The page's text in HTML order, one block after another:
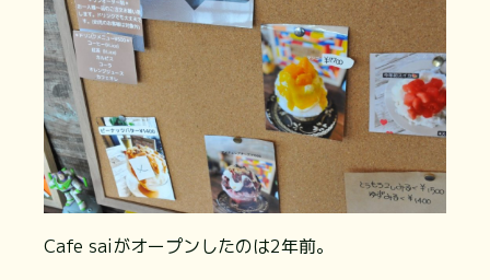
Cafe saiがオープンしたのは2年前。